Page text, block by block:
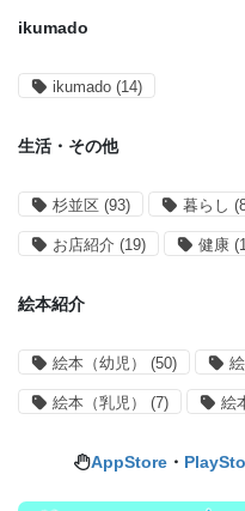
ikumado
ikumado (14)
生活・その他
杉並区 (93) 暮らし
お店紹介 (19) 健康
絵本紹介
絵本（幼児） (50)
絵本（乳児） (7) 絵
AppStore・